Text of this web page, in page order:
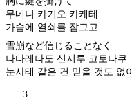
무네니 카기오 카케테
가슴에 열쇠를 잠그고
雪崩など信じることなく
나다레나도 신지루 코토나쿠
눈사태 같은 건 믿을 것도 없이